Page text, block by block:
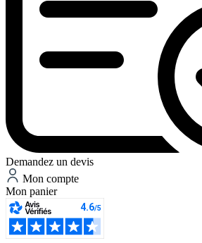
Demandez un devis
Mon compte
Mon panier